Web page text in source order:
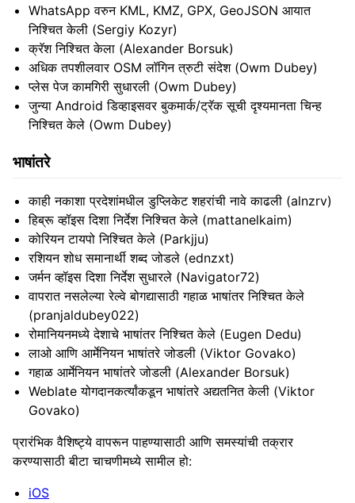
WhatsApp वरुन KML, KMZ, GPX, GeoJSON आयात
निश्चित केली (Sergiy Kozyr)
क्रॅश निश्चित केला (Alexander Borsuk)
अधिक तपशीलवार OSM लॉगिन त्रुटी संदेश (Owm Dubey)
प्लेस पेज कामगिरी सुधारली (Owm Dubey)
जुन्या Android डिव्हाइसवर बुकमार्क/ट्रॅक सूची दृश्यमानता चिन्ह
निश्चित केले (Owm Dubey)
भाषांतरे
काही नकाशा प्रदेशांमधील डुप्लिकेट शहरांची नावे काढली (alnzrv)
हिब्रू व्हॉइस दिशा निर्देश निश्चित केले (mattanelkaim)
कोरियन टायपो निश्चित केले (Parkjju)
रशियन शोध समानार्थी शब्द जोडले (ednzxt)
जर्मन व्हॉइस दिशा निर्देश सुधारले (Navigator72)
वापरात नसलेल्या रेल्वे बोगद्यासाठी गहाळ भाषांतर निश्चित केले
(pranjaldubey022)
रोमानियनमध्ये देशाचे भाषांतर निश्चित केले (Eugen Dedu)
लाओ आणि आर्मेनियन भाषांतरे जोडली (Viktor Govako)
गहाळ आर्मेनियन भाषांतरे जोडली (Alexander Borsuk)
Weblate योगदानकर्त्यांकडून भाषांतरे अद्यतनित केली (Viktor
Govako)
प्रारंभिक वैशिष्ट्ये वापरून पाहण्यासाठी आणि समस्यांची तक्रार
करण्यासाठी बीटा चाचणीमध्ये सामील हो:
iOS